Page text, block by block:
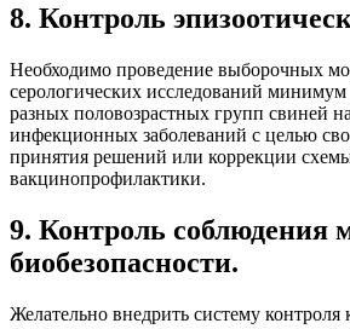
8. Контроль
Необходимо проведение выборочных
серологических исследований минимум
разных половозрастных групп свиней
инфекционных заболеваний с целью
принятия решений или коррекции
вакцинопрофилактики.
9. Контроль соблюдения
биобезопасности.
Желательно внедрить систему